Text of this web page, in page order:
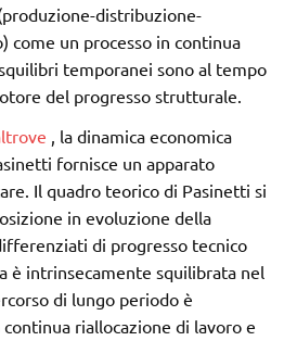
distribuzione-
come un processo in continua
temporanei sono al tempo
del progresso strutturale.
, la dinamica economica
fornisce un apparato
Il quadro teorico di Pasinetti si
in evoluzione della
di progresso tecnico
è intrinsecamente squilibrata nel
di lungo periodo è
riallocazione di lavoro e